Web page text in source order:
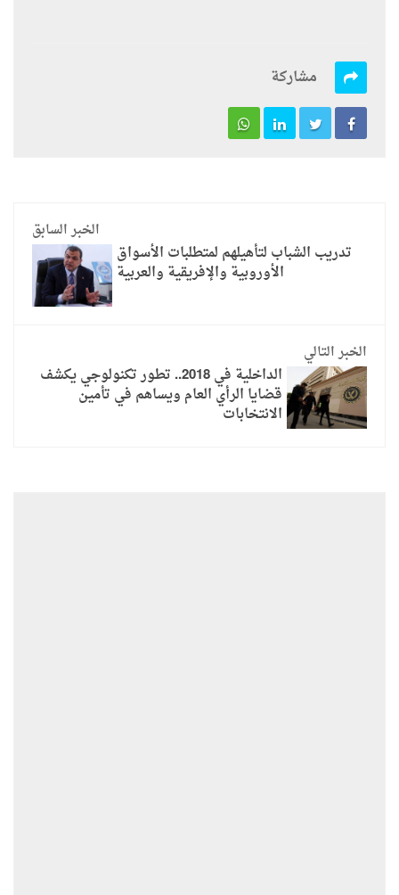
مشاركة
الخبر السابق
تدريب الشباب لتأهيلهم لمتطلبات الأسواق
الأوروبية والإفريقية والعربية
الخبر التالي
الداخلية في 2018.. تطور تكنولوجي يكشف
قضايا الرأي العام ويساهم في تأمين
الانتخابات